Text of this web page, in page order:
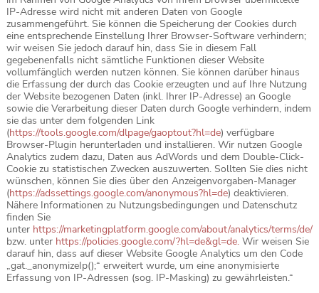
IP-Adresse wird nicht mit anderen Daten von Google
zusammengeführt. Sie können die Speicherung der Cookies durch
eine entsprechende Einstellung Ihrer Browser-Software verhindern;
wir weisen Sie jedoch darauf hin, dass Sie in diesem Fall
gegebenenfalls nicht sämtliche Funktionen dieser Website
vollumfänglich werden nutzen können. Sie können darüber hinaus
die Erfassung der durch das Cookie erzeugten und auf Ihre Nutzung
der Website bezogenen Daten (inkl. Ihrer IP-Adresse) an Google
sowie die Verarbeitung dieser Daten durch Google verhindern, indem
sie das unter dem folgenden Link
(https://tools.google.com/dlpage/gaoptout?hl=de) verfügbare
Browser-Plugin herunterladen und installieren. Wir nutzen Google
Analytics zudem dazu, Daten aus AdWords und dem Double-Click-
Cookie zu statistischen Zwecken auszuwerten. Sollten Sie dies nicht
wünschen, können Sie dies über den Anzeigenvorgaben-Manager
(https://adssettings.google.com/anonymous?hl=de) deaktivieren.
Nähere Informationen zu Nutzungsbedingungen und Datenschutz
finden Sie
unter https://marketingplatform.google.com/about/analytics/terms/de/
bzw. unter https://policies.google.com/?hl=de&gl=de.Wir weisen Sie
darauf hin, dass auf dieser Website Google Analytics um den Code
„gat._anonymizeIp();“ erweitert wurde, um eine anonymisierte
Erfassung von IP-Adressen (sog. IP-Masking) zu gewährleisten.“